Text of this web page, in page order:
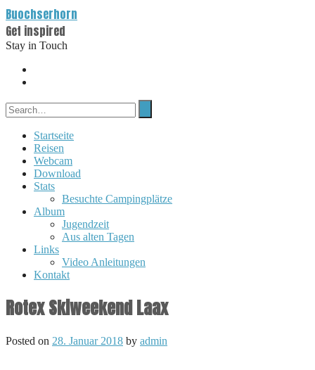
Buochserhorn
Get inspired
Stay in Touch
Startseite
Reisen
Webcam
Download
Stats
Besuchte Campingplätze
Album
Jugendzeit
Aus alten Tagen
Links
Video Anleitungen
Kontakt
Rotex Skiweekend Laax
Posted on 28. Januar 2018 by admin